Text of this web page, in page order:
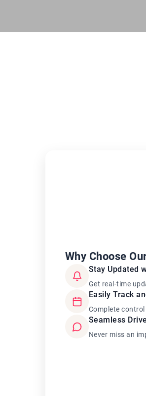
Why Choose
Stay Updated
Get real-time
Easily Track
Complete
Seamless
Never miss an